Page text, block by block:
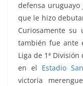
defensa
que le hizo
Curiosamente
también fue ante
Liga de 1ª
en el Estadio
victoria